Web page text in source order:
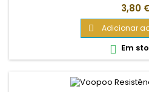
Preço
3,80
 Adicionar
 Em